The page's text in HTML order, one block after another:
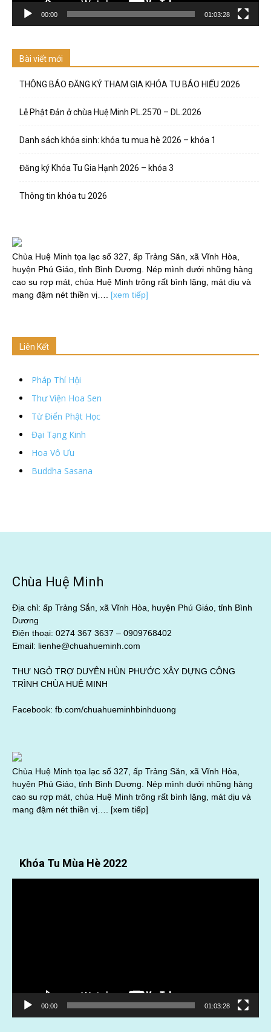
00:00 01:03:28
Bài viết mới
THÔNG BÁO ĐĂNG KÝ THAM GIA KHÓA TU BÁO HIẾU 2026
Lễ Phật Đản ở chùa Huệ Minh PL.2570 – DL.2026
Danh sách khóa sinh: khóa tu mua hè 2026 – khóa 1
Đăng ký Khóa Tu Gia Hạnh 2026 – khóa 3
Thông tin khóa tu 2026
Chùa Huệ Minh tọa lạc số 327, ấp Trảng Săn, xã Vĩnh Hòa,
huyện Phú Giáo, tỉnh Bình Dương. Nép mình dưới những hàng
cao su rợp mát, chùa Huệ Minh trông rất bình lặng, mát dịu và
mang đậm nét thiền vị…. [xem tiếp]
Liên Kết
Pháp Thí Hội
Thư Viện Hoa Sen
Từ Điển Phật Học
Đại Tạng Kinh
Hoa Vô Ưu
Buddha Sasana
Chùa Huệ Minh
Địa chỉ: ấp Trảng Sắn, xã Vĩnh Hòa, huyện Phú Giáo, tỉnh Bình
Dương
Điện thoại: 0274 367 3637 – 0909768402
Email: lienhe@chuahueminh.com
THƯ NGỎ TRỢ DUYÊN HÙN PHƯỚC XÂY DỰNG CÔNG
TRÌNH CHÙA HUỆ MINH
Facebook: fb.com/chuahueminhbinhduong
Chùa Huệ Minh tọa lạc số 327, ấp Trảng Săn, xã Vĩnh Hòa,
huyện Phú Giáo, tỉnh Bình Dương. Nép mình dưới những hàng
cao su rợp mát, chùa Huệ Minh trông rất bình lặng, mát dịu và
mang đậm nét thiền vị…. [xem tiếp]
Khóa Tu Mùa Hè 2022
00:00 01:03:28